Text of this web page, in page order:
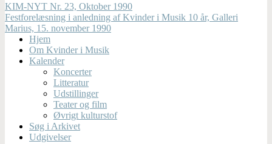
KIM-NYT Nr. 23, Oktober 1990
Festforelæsning i anledning af Kvinder i Musik 10 år, Galleri
Marius, 15. november 1990
Hjem
Om Kvinder i Musik
Kalender
Koncerter
Litteratur
Udstillinger
Teater og film
Øvrigt kulturstof
Søg i Arkivet
Udgivelser